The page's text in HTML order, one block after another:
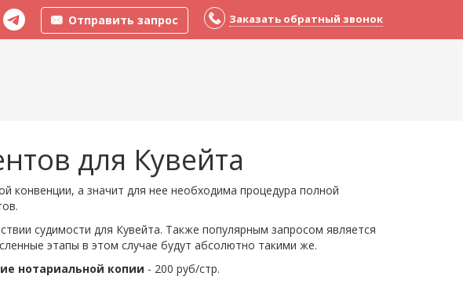
Отправить запрос Заказать обратный звонок
для Кувейта
конвенции, а значит для нее необходима процедура полной
судимости для Кувейта. Также популярным запросом является
этапы в этом случае будут абсолютно такими же.
нотариальной копии - 200 руб/стр.